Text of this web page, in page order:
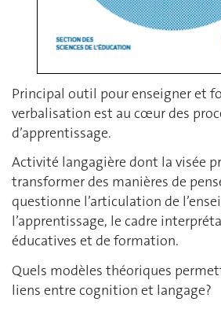
Principal outil pour enseigner et
verbalisation est au cœur des
d’apprentissage.
Activité langagière dont la visée
transformer des manières de
questionne l’articulation de
l’apprentissage, le cadre
éducatives et de formation.
Quels modèles théoriques
liens entre cognition et langage?